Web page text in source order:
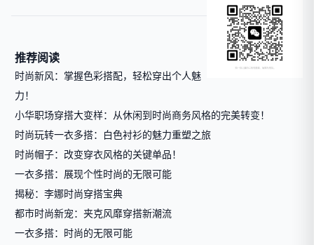
推荐阅读
时尚新风：掌握色彩搭配，轻松穿出个人魅
力！
小华职场穿搭大变样：从休闲到时尚商务风格的完美转变！
时尚玩转一衣多搭：白色衬衫的魅力重塑之旅
时尚帽子：改变穿衣风格的关键单品！
一衣多搭：展现个性时尚的无限可能
揭秘：李娜时尚穿搭宝典
都市时尚新宠：夹克风靡穿搭新潮流
一衣多搭：时尚的无限可能